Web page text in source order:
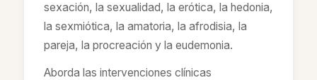
sexación, la sexualidad, la erótica, la hedonia,
la sexmiótica, la amatoria, la afrodisia, la
pareja, la procreación y la eudemonia.
Aborda las intervenciones clínicas